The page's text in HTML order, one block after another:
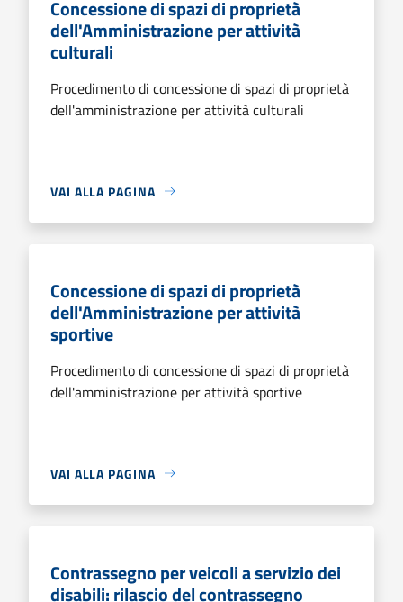
Concessione di spazi di proprietà
dell'Amministrazione per attività
culturali
Procedimento di concessione di spazi di proprietà
dell'amministrazione per attività culturali
VAI ALLA PAGINA
Concessione di spazi di proprietà
dell'Amministrazione per attività
sportive
Procedimento di concessione di spazi di proprietà
dell'amministrazione per attività sportive
VAI ALLA PAGINA
Contrassegno per veicoli a servizio dei
disabili: rilascio del contrassegno